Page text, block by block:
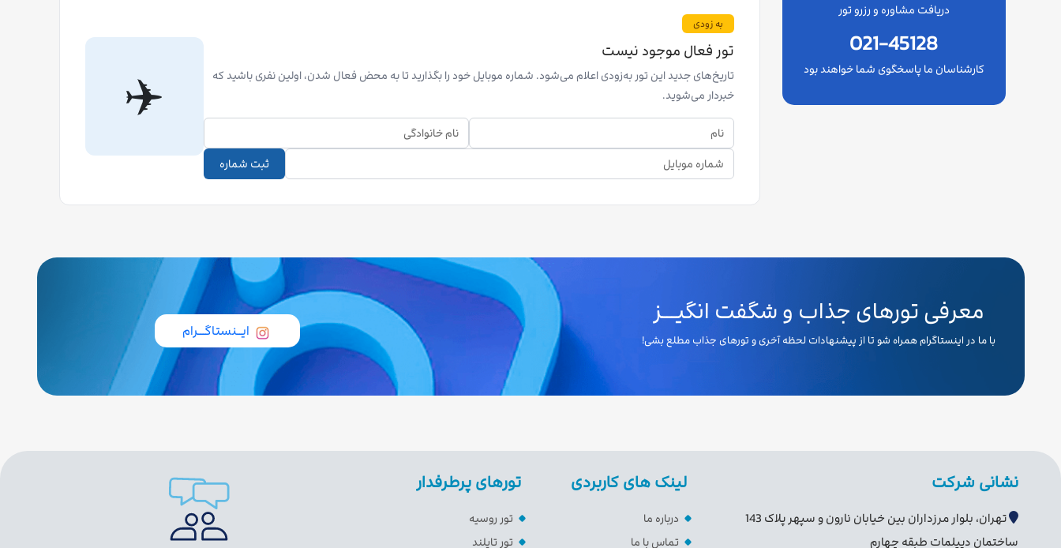
دریافت مشاوره و رزرو تور
021-45128
کارشناسان ما پاسخگوی شما خواهند بود
به زودی
تور فعال موجود نیست
تاریخ‌های جدید این تور به‌زودی اعلام می‌شود. شماره موبایل خود را بگذارید تا به محض فعال شدن، اولین نفری باشید که
خبردار می‌شوید.
ثبت شماره
✈️
معرفی تورهای جذاب و شگفت انگیـــز
با ما در اینستاگرام همراه شو تا از پیشنهادات لحظه آخری و تورهای جذاب مطلع بشی! ایــنستاگـــرام
نشانی شرکت
تهران، بلوار مرزداران بین خیابان نارون و سپهر پلاک 143
ساختمان دیپلمات طبقه چهارم
لینک های کاربردی
درباره ما
تماس با ما
تورهای پرطرفدار
تور روسیه
تور تایلند